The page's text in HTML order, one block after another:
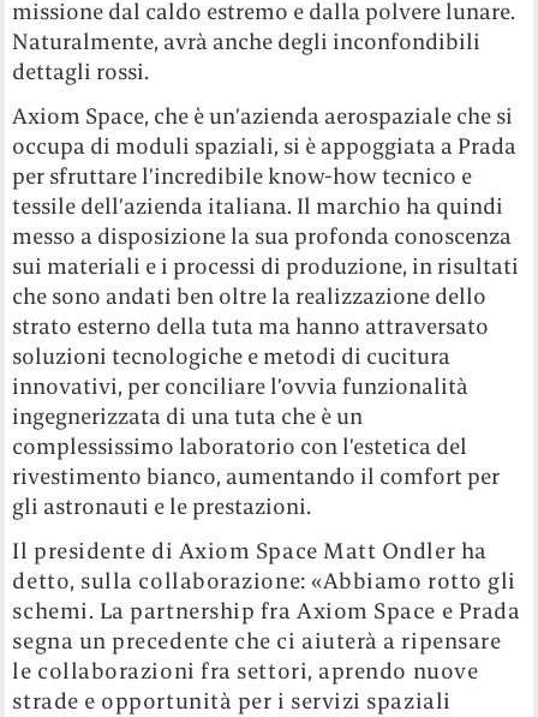
missione dal caldo estremo e dalla polvere lunare.
Naturalmente, avrà anche degli inconfondibili
dettagli rossi.
Axiom Space, che è un’azienda aerospaziale che si
occupa di moduli spaziali, si è appoggiata a Prada
per sfruttare l’incredibile know-how tecnico e
tessile dell’azienda italiana. Il marchio ha quindi
messo a disposizione la sua profonda conoscenza
sui materiali e i processi di produzione, in risultati
che sono andati ben oltre la realizzazione dello
strato esterno della tuta ma hanno attraversato
soluzioni tecnologiche e metodi di cucitura
innovativi, per conciliare l’ovvia funzionalità
ingegnerizzata di una tuta che è un
complessissimo laboratorio con l’estetica del
rivestimento bianco, aumentando il comfort per
gli astronauti e le prestazioni.
Il presidente di Axiom Space Matt Ondler ha
detto, sulla collaborazione: «Abbiamo rotto gli
schemi. La partnership fra Axiom Space e Prada
segna un precedente che ci aiuterà a ripensare
le collaborazioni fra settori, aprendo nuove
strade e opportunità per i servizi spaziali